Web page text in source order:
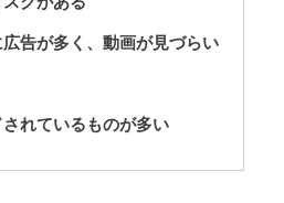
告が多く、動画が見づらい
れているものが多い